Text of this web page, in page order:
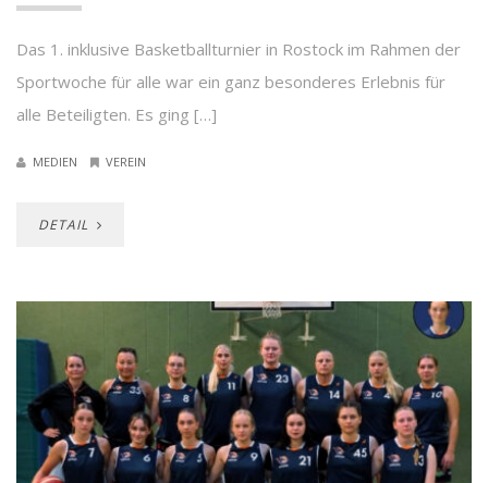
Das 1. inklusive Basketballturnier in Rostock im Rahmen der
Sportwoche für alle war ein ganz besonderes Erlebnis für
alle Beteiligten. Es ging […]
MEDIEN VEREIN
DETAIL